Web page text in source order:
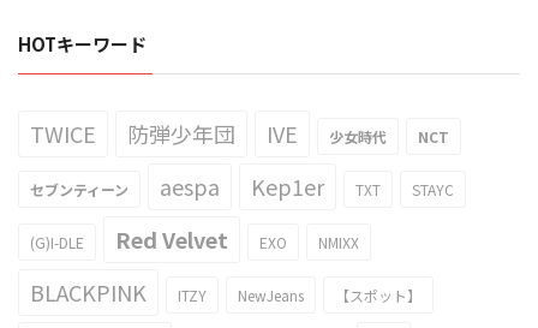
HOTキーワード
TWICE 防弾少年団 IVE 少女時代 NCT
セブンティーン aespa Kep1er TXT STAYC
(G)I-DLE Red Velvet EXO NMIXX
BLACKPINK ITZY NewJeans 【スポット】